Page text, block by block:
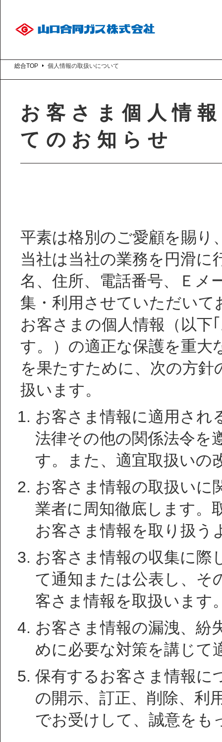
総合TOP 個人情報の取扱いについて
お客さま個人情
てのお知らせ
平素は格別のご愛顧を賜り
当社は当社の業務を円滑に
名、住所、電話番号、Ｅメ
集・利用させていただい
お客さまの個人情報（以下
す。）の適正な保護を重大
を果たすために、次の方
扱います。
お客さま情報に適用され
法律その他の関係法令を
す。また、適宜取扱いの
お客さま情報の取扱いに
業者に周知徹底します。
お客さま情報を取り扱う
お客さま情報の収集に際
て通知または公表し、そ
客さま情報を取扱います
お客さま情報の漏洩、紛
めに必要な対策を講じて
保有するお客さま情報に
の開示、訂正、削除、利
でお受けして、誠意をも